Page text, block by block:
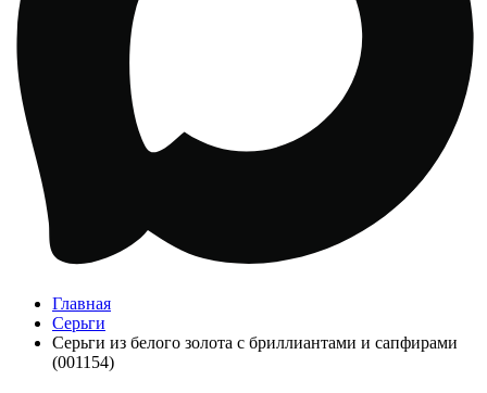
Главная
Серьги
Серьги из белого золота с бриллиантами и сапфирами
(001154)